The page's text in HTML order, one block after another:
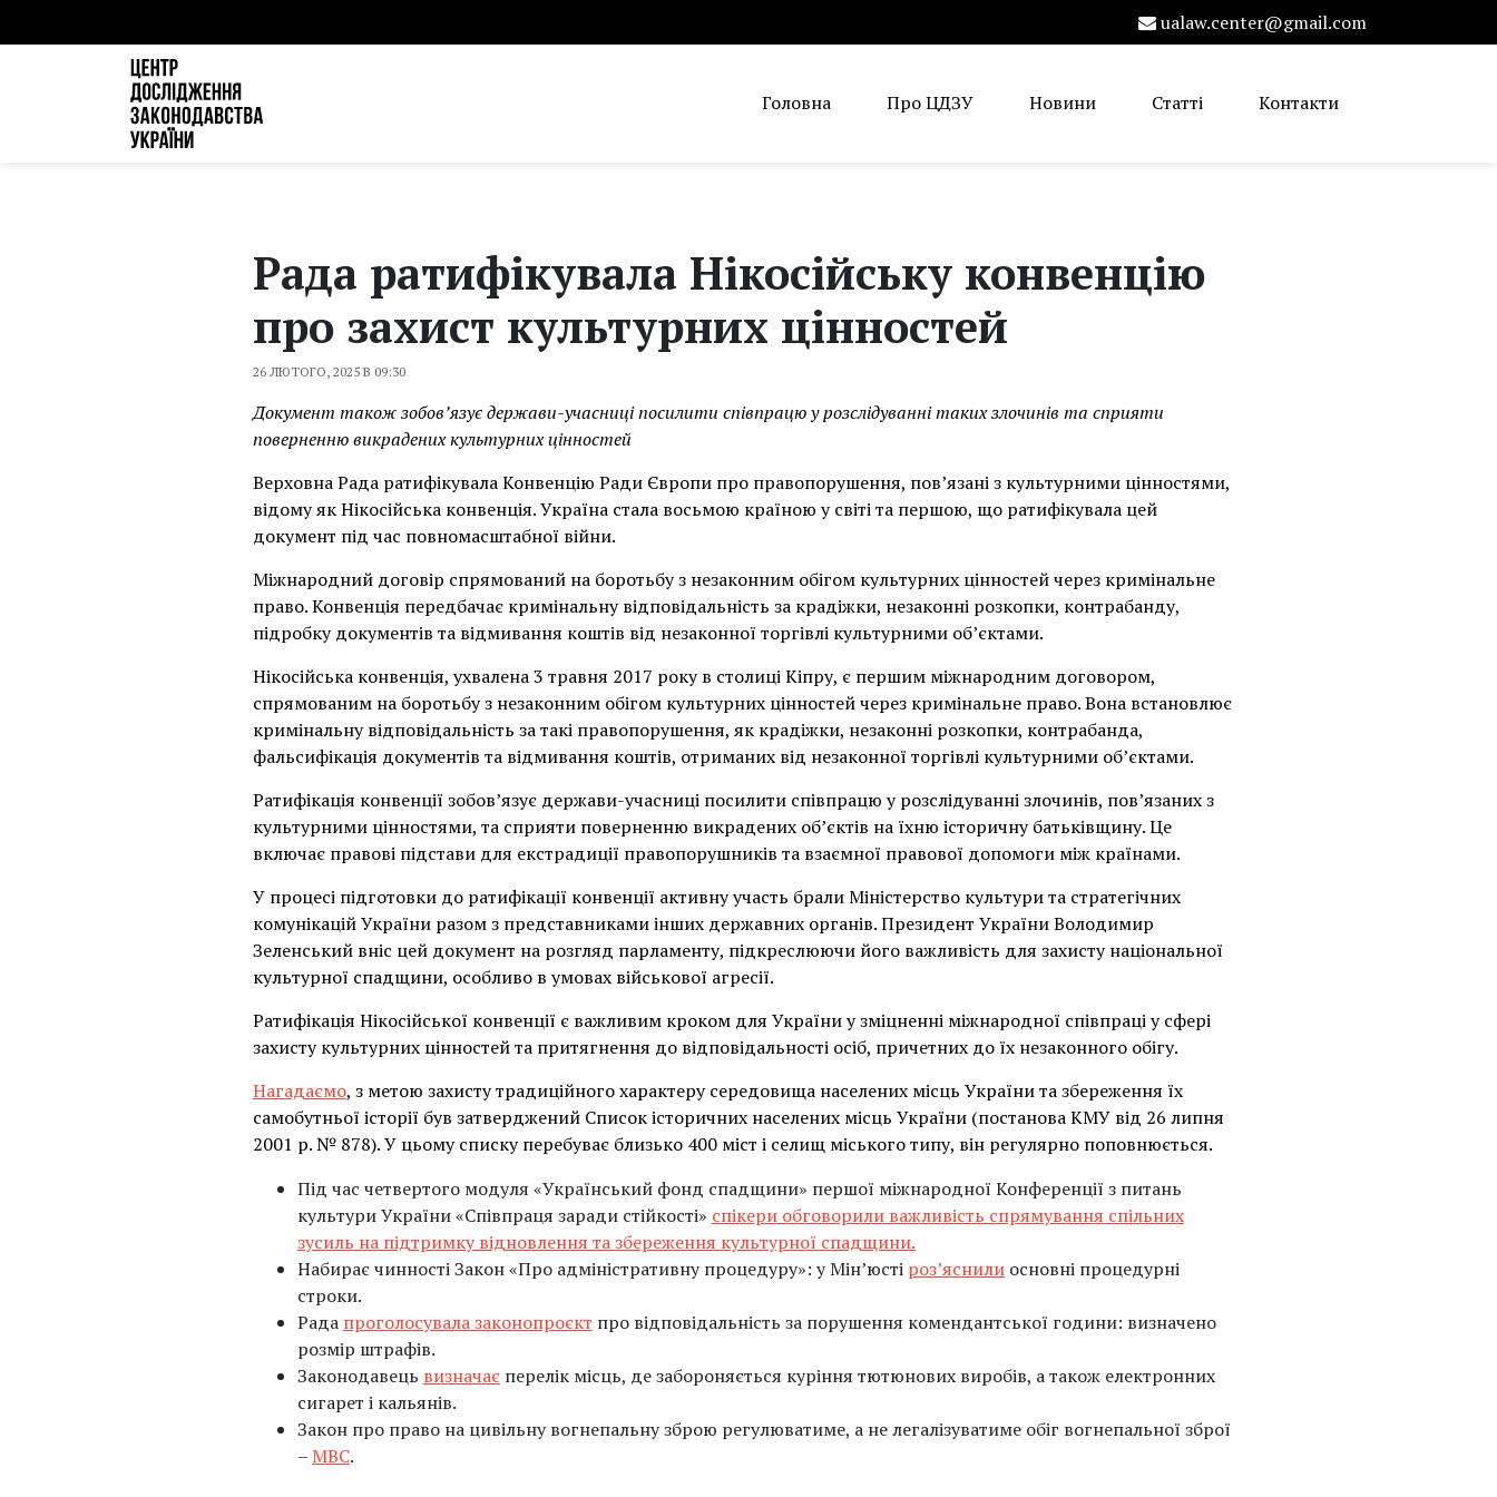
ualaw.center@gmail.com
Головна Про ЦДЗУ Новини Статті Контакти
Рада ратифікувала Нікосійську конвенцію
про захист культурних цінностей
26 ЛЮТОГО, 2025 В 09:30
Документ також зобов’язує держави-учасниці посилити співпрацю у розслідуванні таких злочинів та сприяти
поверненню викрадених культурних цінностей
Верховна Рада ратифікувала Конвенцію Ради Європи про правопорушення, пов’язані з культурними цінностями,
відому як Нікосійська конвенція. Україна стала восьмою країною у світі та першою, що ратифікувала цей
документ під час повномасштабної війни.
Міжнародний договір спрямований на боротьбу з незаконним обігом культурних цінностей через кримінальне
право. Конвенція передбачає кримінальну відповідальність за крадіжки, незаконні розкопки, контрабанду,
підробку документів та відмивання коштів від незаконної торгівлі культурними об’єктами.
Нікосійська конвенція, ухвалена 3 травня 2017 року в столиці Кіпру, є першим міжнародним договором,
спрямованим на боротьбу з незаконним обігом культурних цінностей через кримінальне право. Вона встановлює
кримінальну відповідальність за такі правопорушення, як крадіжки, незаконні розкопки, контрабанда,
фальсифікація документів та відмивання коштів, отриманих від незаконної торгівлі культурними об’єктами.
Ратифікація конвенції зобов’язує держави-учасниці посилити співпрацю у розслідуванні злочинів, пов’язаних з
культурними цінностями, та сприяти поверненню викрадених об’єктів на їхню історичну батьківщину. Це
включає правові підстави для екстрадиції правопорушників та взаємної правової допомоги між країнами.
У процесі підготовки до ратифікації конвенції активну участь брали Міністерство культури та стратегічних
комунікацій України разом з представниками інших державних органів. Президент України Володимир
Зеленський вніс цей документ на розгляд парламенту, підкреслюючи його важливість для захисту національної
культурної спадщини, особливо в умовах військової агресії.
Ратифікація Нікосійської конвенції є важливим кроком для України у зміцненні міжнародної співпраці у сфері
захисту культурних цінностей та притягнення до відповідальності осіб, причетних до їх незаконного обігу.
Нагадаємо, з метою захисту традиційного характеру середовища населених місць України та збереження їх
самобутньої історії був затверджений Список історичних населених місць України (постанова КМУ від 26 липня
2001 р. № 878). У цьому списку перебуває близько 400 міст і селищ міського типу, він регулярно поповнюється.
Під час четвертого модуля «Український фонд спадщини» першої міжнародної Конференції з питань
культури України «Співпраця заради стійкості» спікери обговорили важливість спрямування спільних
зусиль на підтримку відновлення та збереження культурної спадщини.
Набирає чинності Закон «Про адміністративну процедуру»: у Мін’юсті роз’яснили основні процедурні
строки.
Рада проголосувала законопроєкт про відповідальність за порушення комендантської години: визначено
розмір штрафів.
Законодавець визначає перелік місць, де забороняється куріння тютюнових виробів, а також електронних
сигарет і кальянів.
Закон про право на цивільну вогнепальну зброю регулюватиме, а не легалізуватиме обіг вогнепальної зброї
–МВС.